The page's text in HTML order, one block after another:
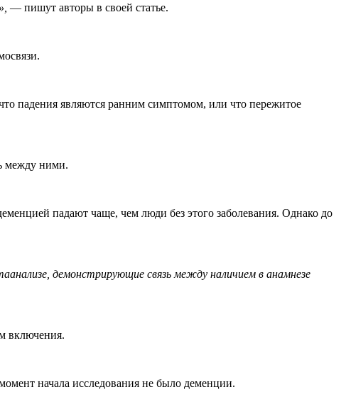
— пишут авторы в своей статье.
падения являются ранним симптомом, или что пережитое
между ними.
падают чаще, чем люди без этого заболевания. Однако до
демонстрирующие связь между наличием в анамнезе
включения.
начала исследования не было деменции.